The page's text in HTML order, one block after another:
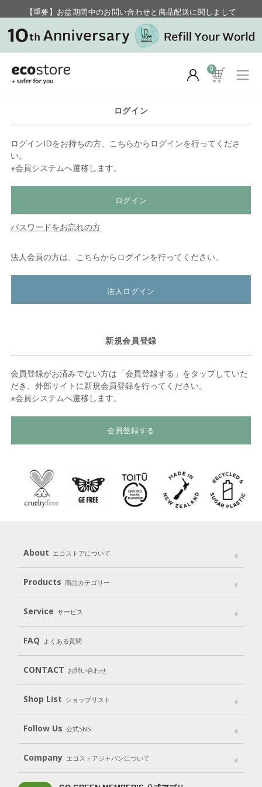
【重要】お盆期間中のお問い合わせと商品配送に関しまして
毎月お得にポイントが貯まる！ “月のポイントアップデー”
0
ログイン
ログインIDをお持ちの方、こちらからログインを行ってくださ
い。
※会員システムへ遷移します。
ログイン
パスワードをお忘れの方
法人会員の方は、こちらからログインを行ってください。
法人ログイン
新規会員登録
会員登録がお済みでない方は「会員登録する」をタップしていた
だき、外部サイトに新規会員登録を行ってください。
※会員システムへ遷移します。
会員登録する
About エコストアについて
メッセージ ブランドストーリー
パッケージへのこだわり
動物実験をしない
Products 商品カテゴリー
Laundry
Cleaning Baby Kids
Body（ボディ） Hair（ヘア） Oral care（オーラルケア）
Goods （グッズ）
Gift set
Service サービス
User Guide
Subscription（定期便）
FAQ よくある質問
CONTACT お問い合わせ
Shop List ショップリスト
Shop List
Follow Us 公式SNS
LINE＠ Instagram Facebook
Company エコストアジャパンについて
会社案内 ご利用規約 プライバシーポリシー